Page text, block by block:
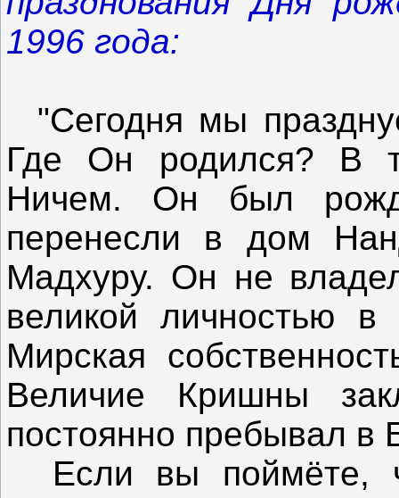
1996 года:
"Сегодня мы
Где Он родился? В
Ничем. Он был
перенесли в дом
Мадхуру. Он не
великой личностью
Мирская
Величие Кришны
постоянно пребывал
Если вы поймёте,